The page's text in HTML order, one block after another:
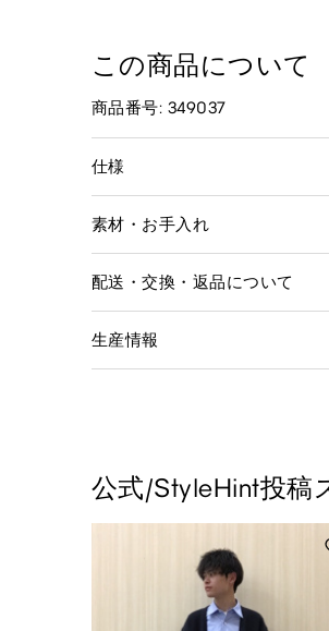
この商品について
商品番号: 349037
仕様
素材・お手入れ
配送・交換・返品について
生産情報
公式/StyleHint投稿